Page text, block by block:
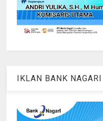
IKLAN BANK NAGARI